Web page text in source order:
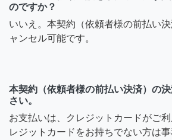
のですか？
いいえ。本契約（依頼者様の前払い
ャンセル可能です。
本契約（依頼者様の前払い決済）の
さい。
お支払いは、クレジットカードがご
レジットカードをお持ちでない方は